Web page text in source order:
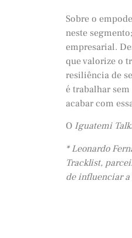
Sobre o
neste
empresarial.
que valorize o
resiliência de
é trabalhar
acabar com
O Iguatemi
* Leonardo
Tracklist,
de influenciar a